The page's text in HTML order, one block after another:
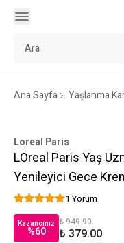
Ana Sayfa Yaşlanma
Loreal Paris
LOreal Paris Yaş
Yenileyici Gece
1 Yorum
Kazancınız
%60
₺ 949.90
₺ 379.00